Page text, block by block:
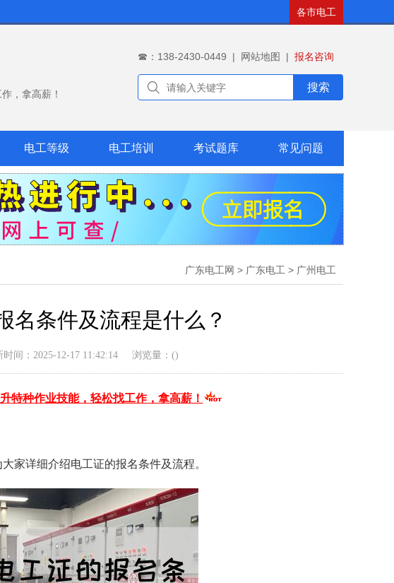
各市电工
，拿高薪！
☎：138-2430-0449 | 网站地图 | 报名咨询
搜索
电工等级 电工培训 考试题库 常见问题
广东电工网 > 广东电工 > 广州电工
名条件及流程是什么？
时间：2025-12-17 11:42:14 浏览量：()
特种作业技能，轻松找工作，拿高薪！
家详细介绍电工证的报名条件及流程。